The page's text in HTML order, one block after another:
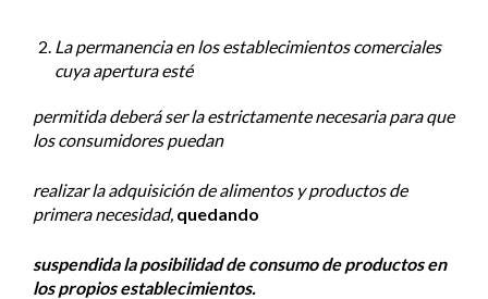
La permanencia en los establecimientos comerciales
cuya apertura esté
permitida deberá ser la estrictamente necesaria para que
los consumidores puedan
realizar la adquisición de alimentos y productos de
primera necesidad, quedando
suspendida la posibilidad de consumo de productos en
los propios establecimientos.